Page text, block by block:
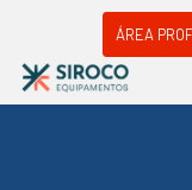
ÁREA